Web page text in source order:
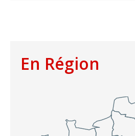
En Région